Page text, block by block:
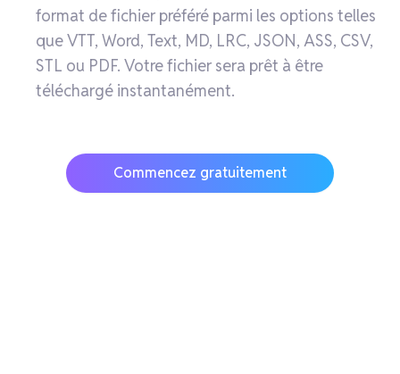
format de fichier préféré parmi les options telles
que VTT, Word, Text, MD, LRC, JSON, ASS, CSV,
STL ou PDF. Votre fichier sera prêt à être
téléchargé instantanément.
Commencez gratuitement